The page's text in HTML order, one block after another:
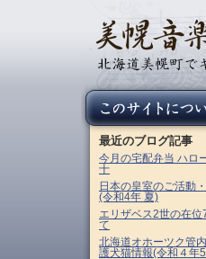
最近のブログ記事
今月の宅配弁当 ハロ
十
日本の皇室のご活動
(令和4年 夏)
エリザベス2世の在位
て
北海道オホーツク管
護犬猫情報(令和４年